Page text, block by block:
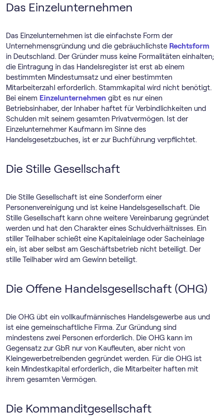
Das Einzelunternehmen
Das Einzelunternehmen ist die einfachste Form der
Unternehmensgründung und die gebräuchlichste Rechtsform
in Deutschland. Der Gründer muss keine Formalitäten einhalten;
die Eintragung in das Handelsregister ist erst ab einem
bestimmten Mindestumsatz und einer bestimmten
Mitarbeiterzahl erforderlich. Stammkapital wird nicht benötigt.
Bei einem Einzelunternehmen gibt es nur einen
Betriebsinhaber, der Inhaber haftet für Verbindlichkeiten und
Schulden mit seinem gesamten Privatvermögen. Ist der
Einzelunternehmer Kaufmann im Sinne des
Handelsgesetzbuches, ist er zur Buchführung verpflichtet.
Die Stille Gesellschaft
Die Stille Gesellschaft ist eine Sonderform einer
Personenvereinigung und ist keine Handelsgesellschaft. Die
Stille Gesellschaft kann ohne weitere Vereinbarung gegründet
werden und hat den Charakter eines Schuldverhältnisses. Ein
stiller Teilhaber schießt eine Kapitaleinlage oder Sacheinlage
ein, ist aber selbst am Geschäftsbetrieb nicht beteiligt. Der
stille Teilhaber wird am Gewinn beteiligt.
Die Offene Handelsgesellschaft (OHG)
Die OHG übt ein vollkaufmännisches Handelsgewerbe aus und
ist eine gemeinschaftliche Firma. Zur Gründung sind
mindestens zwei Personen erforderlich. Die OHG kann im
Gegensatz zur GbR nur von Kaufleuten, aber nicht von
Kleingewerbetreibenden gegründet werden. Für die OHG ist
kein Mindestkapital erforderlich, die Mitarbeiter haften mit
ihrem gesamten Vermögen.
Die Kommanditgesellschaft